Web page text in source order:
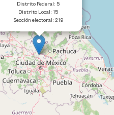
Distrito Federal: 5
Distrito Local: 15
Sección electoral: 219